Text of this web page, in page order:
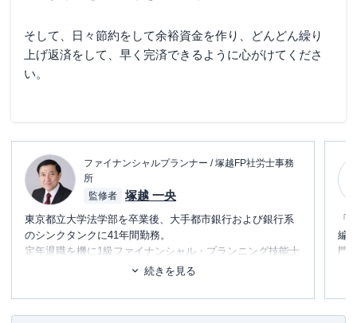
そして、日々節約をして余裕資金を作り、どんどん繰り
上げ返済をして、早く完済できるように心がけてくださ
い。
ファイナンシャルプランナー / 塚越FP社労士事務
所
監修者
塚越 一央
東京都立大学法学部を卒業後、大手都市銀行および銀行系
のシンクタンクに41年間勤務。
定年退職を機に1級ファイナンシャル・プランニング技能士
および社会保険労務士のダブルライセンスで「塚越FP社労
日本FP協会東京支部主催の「神保町FPフォーラム」に参加
し、相続のセミナー講師および相談員を務める。
続きを見る
「
編
門
め